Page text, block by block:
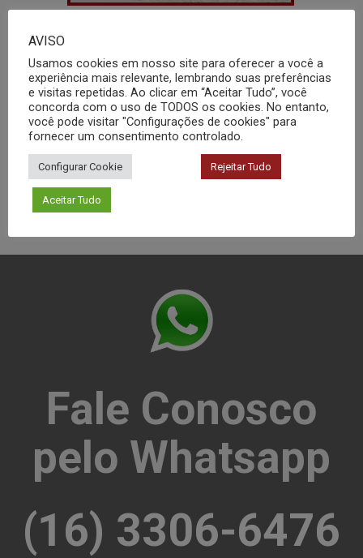
Resistência ao Impacto
Fale Conosco
pelo Whatsapp
(16) 3306-6476
AVISO
Usamos cookies em nosso site para oferecer a você a
experiência mais relevante, lembrando suas preferências
e visitas repetidas. Ao clicar em “Aceitar Tudo”, você
concorda com o uso de TODOS os cookies. No entanto,
você pode visitar "Configurações de cookies" para
fornecer um consentimento controlado.
Configurar Cookie Rejeitar Tudo
Aceitar Tudo